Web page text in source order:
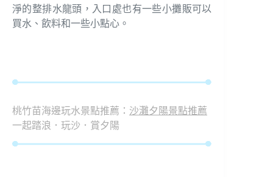
淨的整排水龍頭，入口處也有一些小攤販可以
買水、飲料和一些小點心。
桃竹苗海邊玩水景點推薦： 沙灘夕陽景點推薦
一起踏浪．玩沙．賞夕陽